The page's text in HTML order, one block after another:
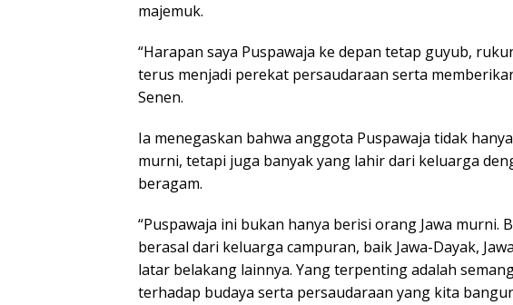
majemuk.
“Harapan saya Puspawaja ke depan tetap guyub,
terus menjadi perekat persaudaraan serta
Senen.
Ia menegaskan bahwa anggota Puspawaja tidak
murni, tetapi juga banyak yang lahir dari keluarga
beragam.
“Puspawaja ini bukan hanya berisi orang Jawa murni.
berasal dari keluarga campuran, baik Jawa-Dayak,
latar belakang lainnya. Yang terpenting adalah
terhadap budaya serta persaudaraan yang kita